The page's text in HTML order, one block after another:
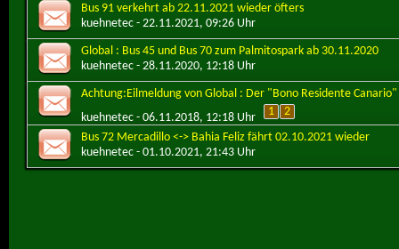
Bus 91 verkehrt ab 22.11.2021 wieder öfters
kuehnetec - 22.11.2021, 09:26 Uhr
Global : Bus 45 und Bus 70 zum Palmitospark ab 30.11.2020
kuehnetec - 28.11.2020, 12:18 Uhr
Achtung:Eilmeldung von Global : Der "Bono Residente Canario"
kuehnetec - 06.11.2018, 12:18 Uhr 1 2
Bus 72 Mercadillo <-> Bahia Feliz fährt 02.10.2021 wieder
kuehnetec - 01.10.2021, 21:43 Uhr